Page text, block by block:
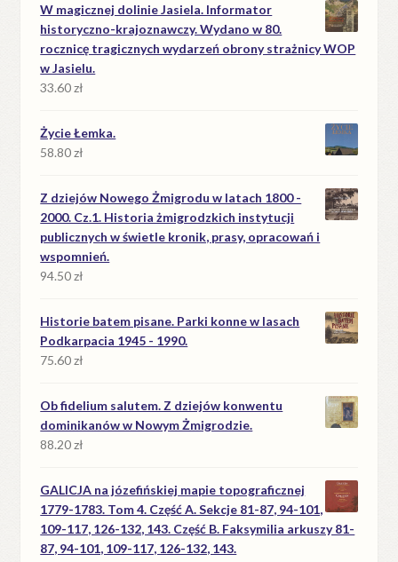
W magicznej dolinie Jasiela. Informator
historyczno-krajoznawczy. Wydano w 80.
rocznicę tragicznych wydarzeń obrony strażnicy WOP
w Jasielu.
33.60zł
Życie Łemka.
58.80zł
Z dziejów Nowego Żmigrodu w latach 1800 -
2000. Cz.1. Historia żmigrodzkich instytucji
publicznych w świetle kronik, prasy, opracowań i
wspomnień.
94.50zł
Historie batem pisane. Parki konne w lasach
Podkarpacia 1945 - 1990.
75.60zł
Ob fidelium salutem. Z dziejów konwentu
dominikanów w Nowym Żmigrodzie.
88.20zł
GALICJA na józefińskiej mapie topograficznej
1779-1783. Tom 4. Część A. Sekcje 81-87, 94-101,
109-117, 126-132, 143. Część B. Faksymilia arkuszy 81-
87, 94-101, 109-117, 126-132, 143.